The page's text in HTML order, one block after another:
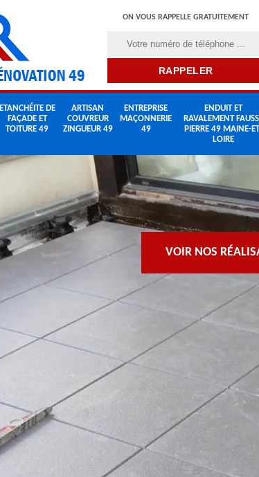
ON VOUS RAPPELLE GRATUITEMENT
ETANCHÉITE DE
FAÇADE ET
TOITURE 49
ARTISAN
COUVREUR
ZINGUEUR 49
ENTREPRISE
MAÇONNERIE
49
ENDUIT ET
RAVALEMENT
PIERRE 49 MAINE-
LOIRE
VOIR NOS